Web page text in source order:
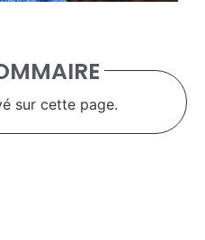
sur cette page.